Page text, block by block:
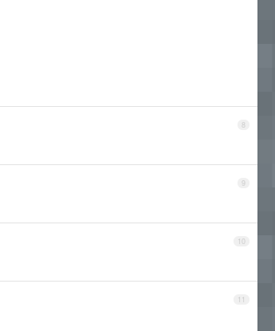
8
9
10
11